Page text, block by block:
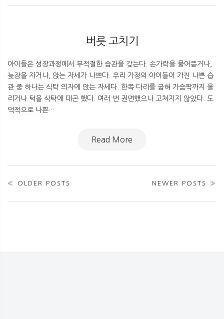
버릇 고치기
아이들은 성장과정에서 부적절한 습관을 갖는다. 손가락을 물어뜯거나,
늦잠을 자거나, 앉는 자세가 나쁘다. 우리 가정의 아이들이 가진 나쁜 습
관 중 하나는 식탁 의자에 앉는 자세다. 한쪽 다리를 굽혀 가슴팍까지 올
리거나 턱을 식탁에 대곤 했다. 여러 번 권면했으나 고쳐지지 않았다. 도
덕적으로 나쁜…
Read More
« OLDER POSTS NEWER POSTS »